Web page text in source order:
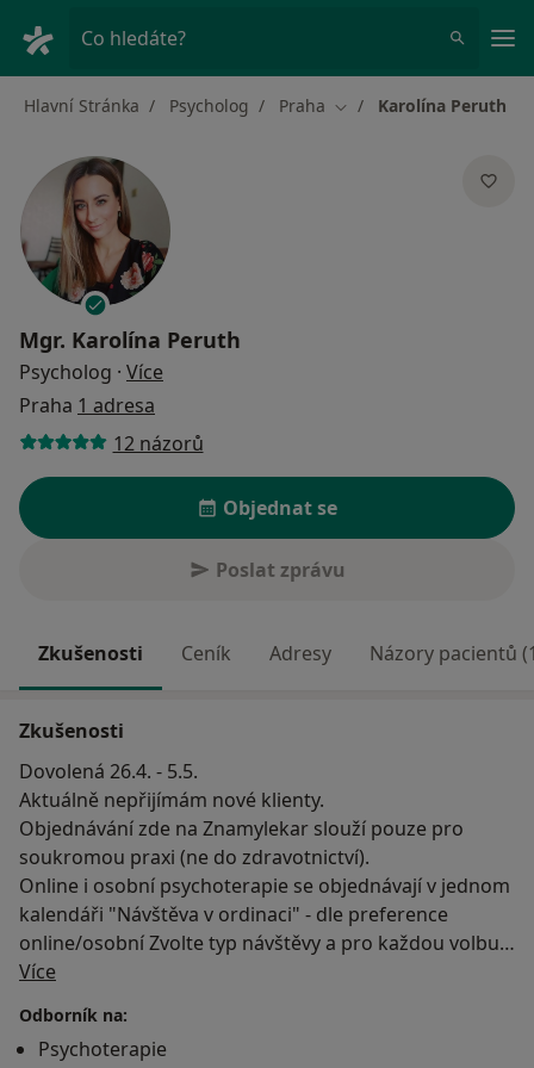
Co hledáte?
Hlavní Stránka Psycholog Praha Změna města
Karolína Peruth
Mgr. Karolína Peruth
Psycholog · Více
Praha 1 adresa
12 názorů
Objednat se
Poslat zprávu
Zkušenosti Ceník Adresy Názory pacientů
Zkušenosti
Dovolená 26.4. - 5.5.
Aktuálně nepřijímám nové klienty.
Objednávání zde na Znamylekar slouží pouze pro
soukromou praxi (ne do zdravotnictví).
Online i osobní psychoterapie se objednávají v jednom
kalendáři "Návštěva v ordinaci" - dle preference
online/osobní Zvolte typ návštěvy a pro každou volbu
se Vám ukáží adekvátní termíny.
Jsem psycholožka, krizová interventka a
psychoterapeutka ve výcviku mezinárodního KBT
institutu Odyssea. Aktuálně kromě soukromé praxe
Více
Odborník na:
Psychoterapie